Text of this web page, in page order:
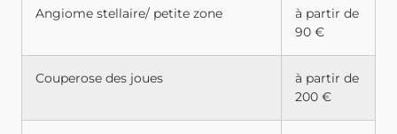
Angiome stellaire/ petite zone
à partir de
90 €
Couperose des joues
à partir de
200 €